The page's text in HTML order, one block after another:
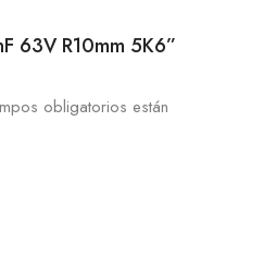
63V R10mm 5K6”
obligatorios están